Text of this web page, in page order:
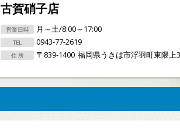
古賀硝子店
月～土/8:00～17:00
0943-77-2619
〒839-1400 福岡県うきは市浮羽町東隈上